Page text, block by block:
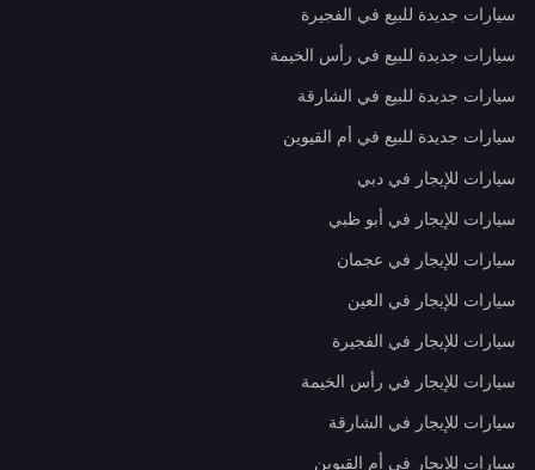
سيارات جديدة للبيع في الفجيرة
سيارات جديدة للبيع في رأس الخيمة
سيارات جديدة للبيع في الشارقة
سيارات جديدة للبيع في أم القيوين
سيارات للإيجار في دبي
سيارات للإيجار في أبو ظبي
سيارات للإيجار في عجمان
سيارات للإيجار في العين
سيارات للإيجار في الفجيرة
سيارات للإيجار في رأس الخيمة
سيارات للإيجار في الشارقة
سيارات للإيجار في أم القيوين